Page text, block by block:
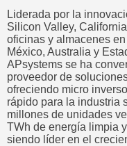
Liderada por la
Silicon Valley,
oficinas y almacenes
México, Australia y
APsystems se ha
proveedor de
ofreciendo micro
rápido para la industria
millones de unidades
TWh de energía limpia
siendo líder en el